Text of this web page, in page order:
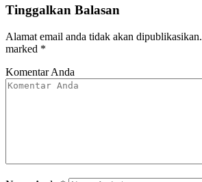
Tinggalkan Balasan
Alamat email anda tidak akan dipublikasikan.
marked *
Komentar Anda